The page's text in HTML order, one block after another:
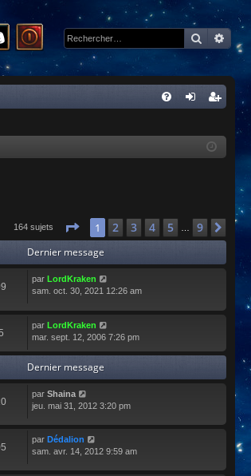
cri
164 sujets Page 1sur
1 2 3 4 5 … 9
Dernier message
par LordKraken
sam. oct. 30, 2021 12:26 am
par LordKraken
mar. sept. 12, 2006 7:26 pm
Dernier message
par Shaina
jeu. mai 31, 2012 3:20 pm
par Dédalion
sam. avr. 14, 2012 9:59 am